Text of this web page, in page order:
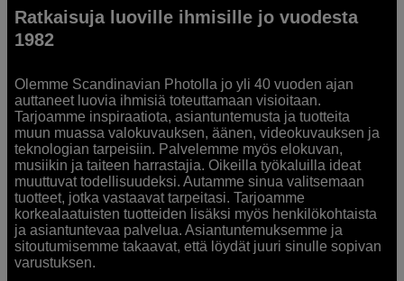
Ratkaisuja luoville ihmisille jo vuodesta
1982
Olemme Scandinavian Photolla jo yli 40 vuoden ajan
auttaneet luovia ihmisiä toteuttamaan visioitaan.
Tarjoamme inspiraatiota, asiantuntemusta ja tuotteita
muun muassa valokuvauksen, äänen, videokuvauksen ja
teknologian tarpeisiin. Palvelemme myös elokuvan,
musiikin ja taiteen harrastajia. Oikeilla työkaluilla ideat
muuttuvat todellisuudeksi. Autamme sinua valitsemaan
tuotteet, jotka vastaavat tarpeitasi. Tarjoamme
korkealaatuisten tuotteiden lisäksi myös henkilökohtaista
ja asiantuntevaa palvelua. Asiantuntemuksemme ja
sitoutumisemme takaavat, että löydät juuri sinulle sopivan
varustuksen.